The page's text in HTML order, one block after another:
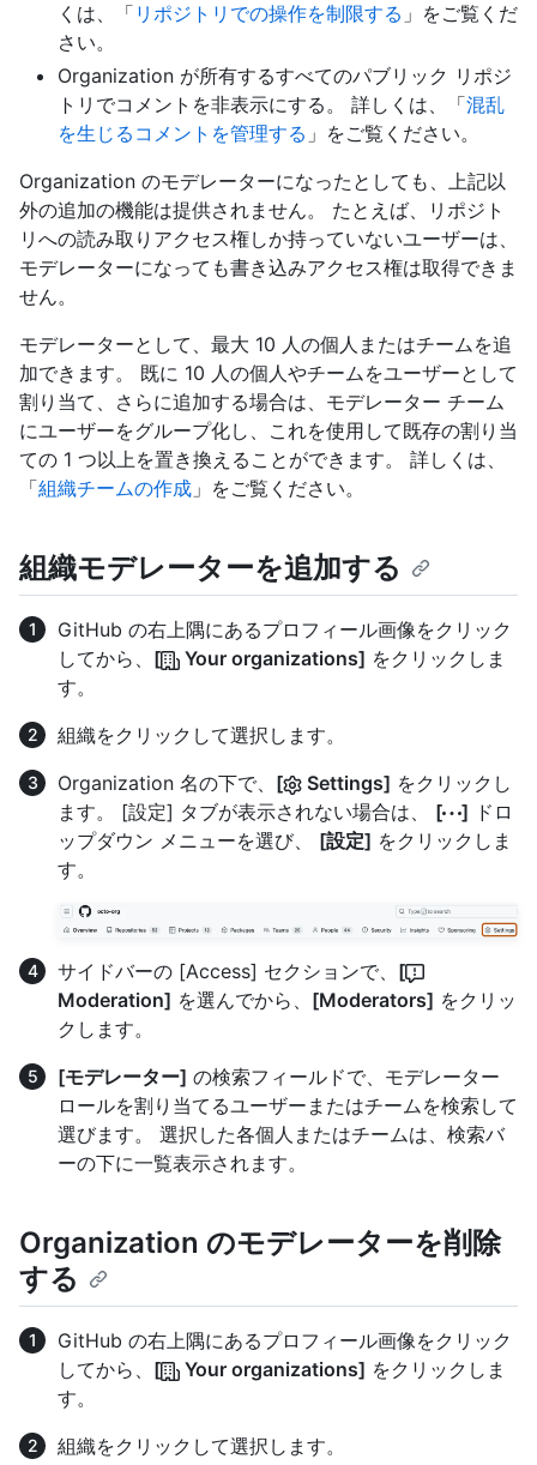
くは、「 リポジトリでの操作を制限する 」をご覧くだ
さい。
Organization が所有するすべてのパブリック リポジ
トリでコメントを非表示にする。 詳しくは、「混乱
を生じるコメントを管理する 」をご覧ください。
Organization のモデレーターになったとしても、上記以
外の追加の機能は提供されません。 たとえば、リポジト
リへの読み取りアクセス権しか持っていないユーザーは、
モデレーターになっても書き込みアクセス権は取得できま
せん。
モデレーターとして、最大 10 人の個人またはチームを追
加できます。 既に 10 人の個人やチームをユーザーとして
割り当て、さらに追加する場合は、モデレーター チーム
にユーザーをグループ化し、これを使用して既存の割り当
ての 1 つ以上を置き換えることができます。 詳しくは、
「組織チームの作成 」をご覧ください。
組織モデレーターを追加する
GitHub の右上隅にあるプロフィール画像をクリック
してから、 [ Your organizations] をクリックしま
す。
組織をクリックして選択します。
Organization 名の下で、 [ Settings] をクリックし
ます。 [設定] タブが表示されない場合は、 [ ] ドロ
ップダウン メニューを選び、 [設定] をクリックしま
す。
サイドバーの [Access] セクションで、 [
Moderation] を選んでから、 [Moderators] をクリッ
クします。
[モデレーター] の検索フィールドで、モデレーター
ロールを割り当てるユーザーまたはチームを検索して
選びます。 選択した各個人またはチームは、検索バ
ーの下に一覧表示されます。
Organization のモデレーターを削除
する
GitHub の右上隅にあるプロフィール画像をクリック
してから、 [ Your organizations] をクリックしま
す。
組織をクリックして選択します。